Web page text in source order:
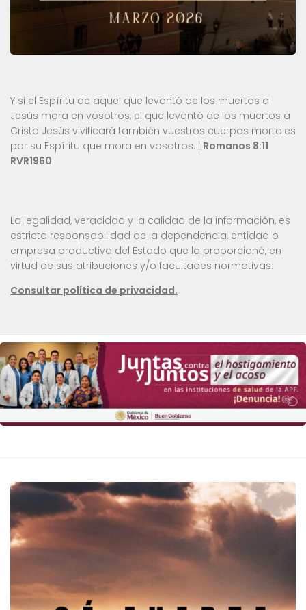
Y si el Espíritu de aquel que levantó de los muertos a
Jesús mora en vosotros, el que levantó de los muertos a
Cristo Jesús vivificará también vuestros cuerpos mortales
por su Espíritu que mora en vosotros. | Romanos 8:11
RVR1960
La legalidad, veracidad y la calidad de la información, es
estricta responsabilidad de la dependencia, entidad o
empresa productiva del Estado que la proporcionó, en
virtud de sus atribuciones y/o facultades normativas.
Consultar política de privacidad.